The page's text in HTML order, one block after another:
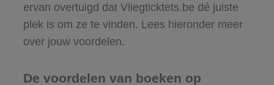
ervan overtuigd dat Vliegticktets.be dé juiste
plek is om ze te vinden. Lees hieronder meer
over jouw voordelen.
De voordelen van boeken op